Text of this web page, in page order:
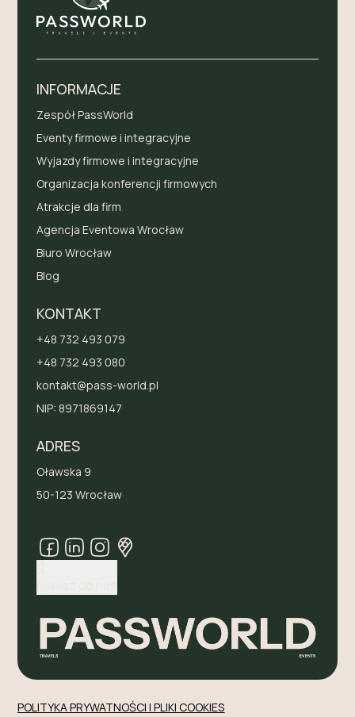
INFORMACJE
Zespół PassWorld
Eventy firmowe i integracyjne
Wyjazdy firmowe i integracyjne
Organizacja konferencji firmowych
Atrakcje dla firm
Agencja Eventowa Wrocław
Biuro Wrocław
Blog
KONTAKT
+48 732 493 079
+48 732 493 080
kontakt@pass-world.pl
NIP: 8971869147
ADRES
Oławska 9
50-123 Wrocław
POLITYKA PRYWATNOŚCI I PLIKI COOKIES